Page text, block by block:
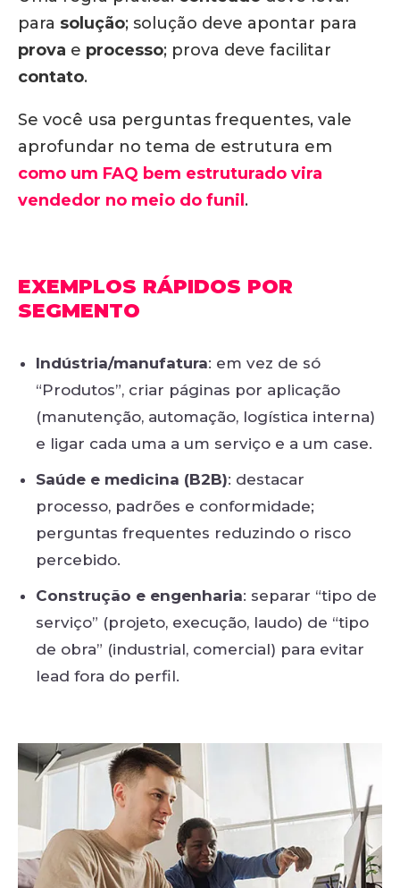
para solução; solução deve apontar para
prova e processo; prova deve facilitar
contato.
Se você usa perguntas frequentes, vale
aprofundar no tema de estrutura em
como um FAQ bem estruturado vira
vendedor no meio do funil .
EXEMPLOS RÁPIDOS POR
SEGMENTO
Indústria/manufatura: em vez de só
“Produtos”, criar páginas por aplicação
(manutenção, automação, logística interna)
e ligar cada uma a um serviço e a um case.
Saúde e medicina (B2B): destacar
processo, padrões e conformidade;
perguntas frequentes reduzindo o risco
percebido.
Construção e engenharia: separar “tipo de
serviço” (projeto, execução, laudo) de “tipo
de obra” (industrial, comercial) para evitar
lead fora do perfil.